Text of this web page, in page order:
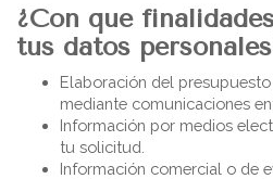
¿Con que
tus datos
Elaboración del
mediante comunicaciones
Información por medios
tu solicitud.
Información comercial o de